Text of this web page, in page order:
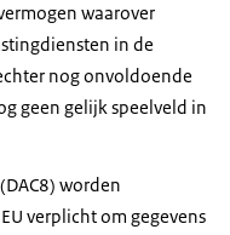
waarover
in de
nog onvoldoende
geen gelijk speelveld in
worden
verplicht om gegevens